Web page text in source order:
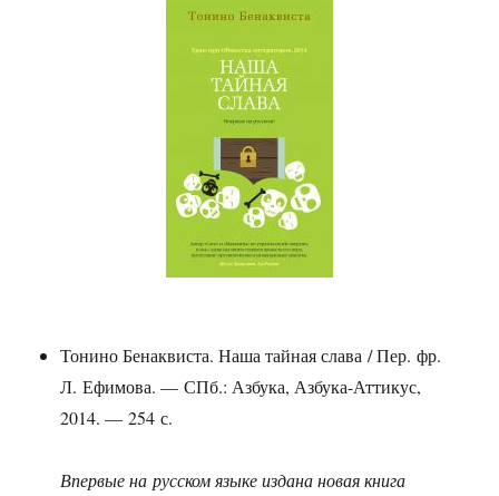
Тонино Бенаквиста. Наша тайная слава / Пер. фр.
Л. Ефимова. — СПб.: Азбука, Азбука-Аттикус,
2014. — 254 с.
Впервые на русском языке издана новая книга